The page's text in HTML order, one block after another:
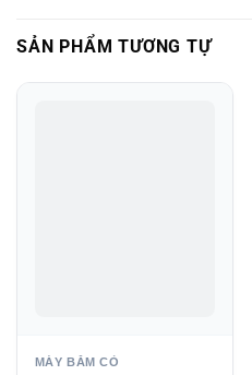
SẢN PHẨM TƯƠNG TỰ
MÁY BĂM CỎ